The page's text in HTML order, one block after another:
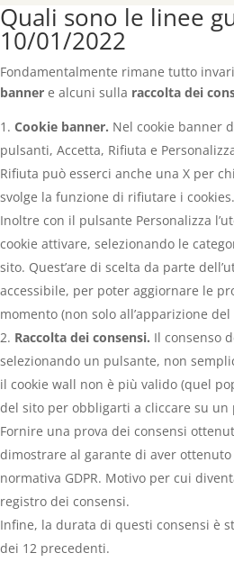
Quali sono le linee
10/01/2022
Fondamentalmente rimane tutto
banner e alcuni sulla raccolta dei
Cookie banner. Nel cookie banner
pulsanti, Accetta, Rifiuta e
Rifiuta può esserci anche una X per
svolge la funzione di rifiutare i cookies.
Inoltre con il pulsante Personalizza
cookie attivare, selezionando le
sito. Quest’are di scelta da parte
accessibile, per poter aggiornare le
momento (non solo all’apparizione
Raccolta dei consensi. Il consenso
selezionando un pulsante, non
il cookie wall non è più valido (quel
del sito per obbligarti a cliccare su un
Fornire una prova dei consensi
dimostrare al garante di aver ottenuto
normativa GDPR. Motivo per cui
registro dei consensi.
Infine, la durata di questi consensi è
dei 12 precedenti.